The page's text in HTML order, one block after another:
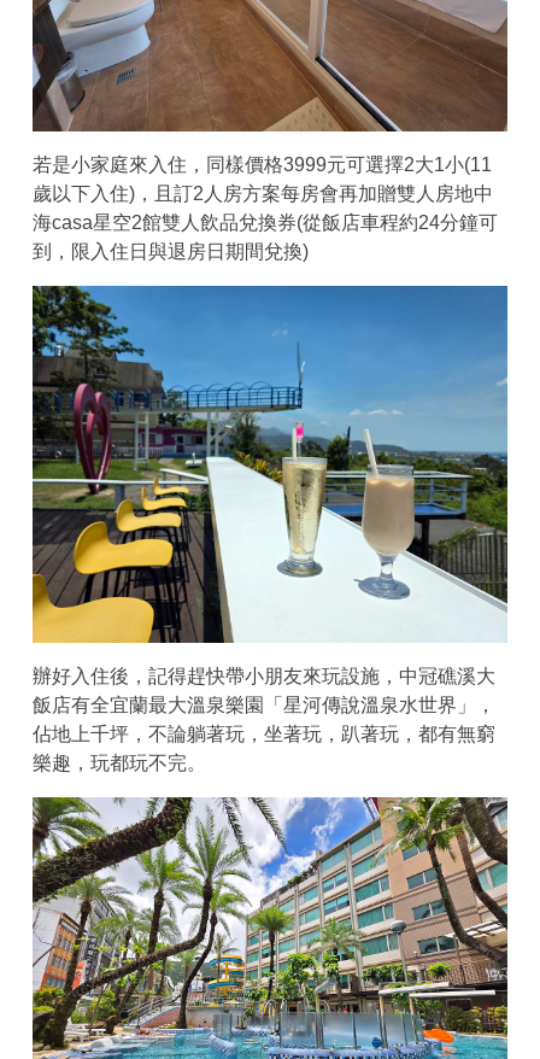
若是小家庭來入住，同樣價格3999元可選擇2大1小(11
歲以下入住)，且訂2人房方案每房會再加贈雙人房地中
海casa星空2館雙人飲品兌換券(從飯店車程約24分鐘可
到，限入住日與退房日期間兌換)
辦好入住後，記得趕快帶小朋友來玩設施，中冠礁溪大
飯店有全宜蘭最大溫泉樂園「星河傳說溫泉水世界」，
佔地上千坪，不論躺著玩，坐著玩，趴著玩，都有無窮
樂趣，玩都玩不完。